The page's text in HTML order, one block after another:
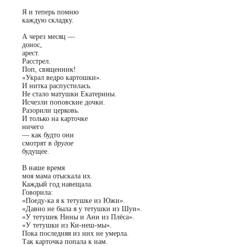
Я и теперь помню
каждую складку.
А через месяц —
донос,
арест.
Расстрел.
Поп, священник!
«Украл ведро картошки».
И нитка распустилась.
Не стало матушки Екатерины.
Исчезли поповские дочки.
Разорили церковь.
И только на карточке
ничего
—как будто они
смотрят вдругое
будущее.
В наше время
моя мама отыскала их.
Каждый год навещала.
Говорила:
«Поеду-ка я к тетушке из Южи».
«Давно не была я у тетушки из Шуи».
«У тетушек Нины и Ани из Плёса».
«У тетушки из Ки-неш-мы».
Пока последняя из них не умерла.
Так карточка попала к нам.